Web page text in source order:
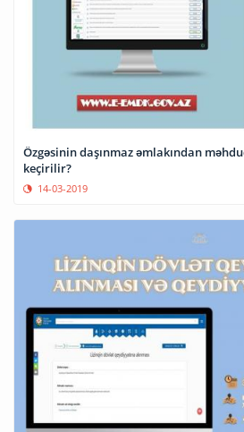
Özgəsinin daşınmaz əmlakından
keçirilir?
14-03-2019